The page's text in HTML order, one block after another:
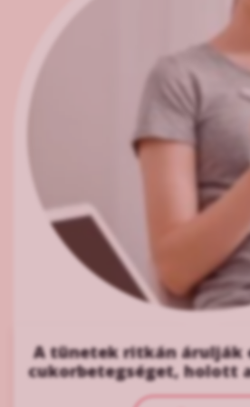
A tünetek ritkán árulják
cukorbetegséget, holott